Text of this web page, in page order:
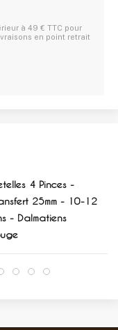
à 49 € TTC pour
en point retrait
4 Pinces -
25mm - 10-12
- Dalmatiens